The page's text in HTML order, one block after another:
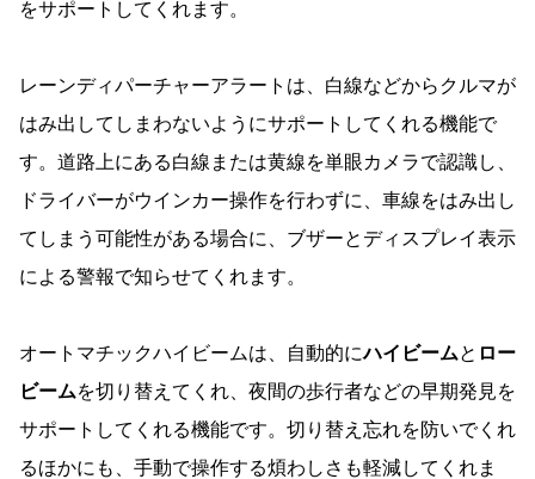
をサポートしてくれます。
レーンディパーチャーアラートは、白線などからクルマが
はみ出してしまわないようにサポートしてくれる機能で
す。道路上にある白線または黄線を単眼カメラで認識し、
ドライバーがウインカー操作を行わずに、車線をはみ出し
てしまう可能性がある場合に、ブザーとディスプレイ表示
による警報で知らせてくれます。
オートマチックハイビームは、自動的にハイビームと ロー
ビームを切り替えてくれ、夜間の歩行者などの早期発見を
サポートしてくれる機能です。切り替え忘れを防いでくれ
るほかにも、手動で操作する煩わしさも軽減してくれま